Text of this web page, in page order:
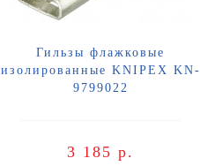
Гильзы флажковые
изолированные KNIPEX KN-
9799022
3 185 р.